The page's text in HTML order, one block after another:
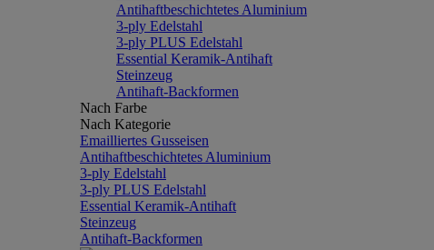
Antihaftbeschichtetes Aluminium
3-ply Edelstahl
3-ply PLUS Edelstahl
Essential Keramik-Antihaft
Steinzeug
Antihaft-Backformen
Nach Farbe
Nach Kategorie
Emailliertes Gusseisen
Antihaftbeschichtetes Aluminium
3-ply Edelstahl
3-ply PLUS Edelstahl
Essential Keramik-Antihaft
Steinzeug
Antihaft-Backformen